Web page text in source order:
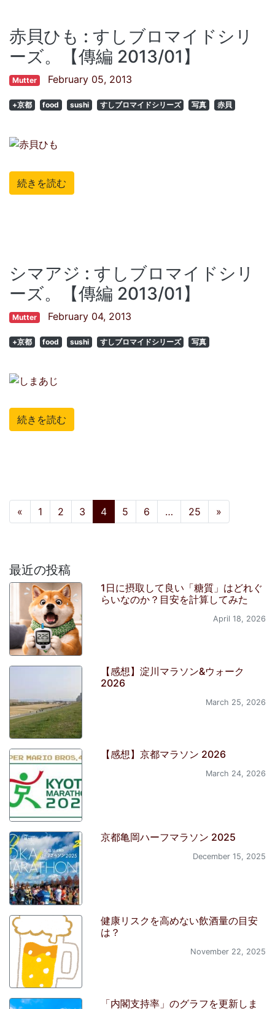
赤貝ひも : すしブロマイドシリ
ーズ。【傳編 2013/01】
Mutter February 05, 2013
+京都 food sushi すしブロマイドシリーズ 写真 赤貝
続きを読む
シマアジ : すしブロマイドシリ
ーズ。【傳編 2013/01】
Mutter February 04, 2013
+京都 food sushi すしブロマイドシリーズ 写真
続きを読む
投稿ナビゲーション
« 1 2 3 4 5 6 … 25 »
最近の投稿
1日に摂取して良い「糖質」はどれぐ
らいなのか？目安を計算してみた
April 18, 2026
【感想】淀川マラソン&ウォーク
2026
March 25, 2026
【感想】京都マラソン 2026
March 24, 2026
京都亀岡ハーフマラソン 2025
December 15, 2025
健康リスクを高めない飲酒量の目安
は？
November 22, 2025
「内閣支持率」のグラフを更新しま